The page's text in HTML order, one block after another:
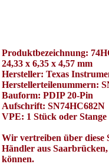
Produktbezeichnung:
24,33 x 6,35 x 4,57 mm
Hersteller: Texas
Herstellerteilenummern:
Bauform: PDIP 20-Pin
Aufschrift: SN74HC682N
VPE: 1 Stück oder
Wir vertreiben über diese
Händler aus
können.